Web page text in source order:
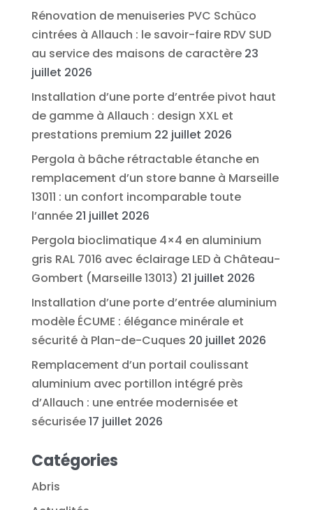
Rénovation de menuiseries PVC Schüco
cintrées à Allauch : le savoir-faire RDV SUD
au service des maisons de caractère 23
juillet 2026
Installation d’une porte d’entrée pivot haut
de gamme à Allauch : design XXL et
prestations premium 22 juillet 2026
Pergola à bâche rétractable étanche en
remplacement d’un store banne à Marseille
13011 : un confort incomparable toute
l’année 21 juillet 2026
Pergola bioclimatique 4×4 en aluminium
gris RAL 7016 avec éclairage LED à Château-
Gombert (Marseille 13013) 21 juillet 2026
Installation d’une porte d’entrée aluminium
modèle ÉCUME : élégance minérale et
sécurité à Plan-de-Cuques 20 juillet 2026
Remplacement d’un portail coulissant
aluminium avec portillon intégré près
d’Allauch : une entrée modernisée et
sécurisée17 juillet 2026
Catégories
Abris